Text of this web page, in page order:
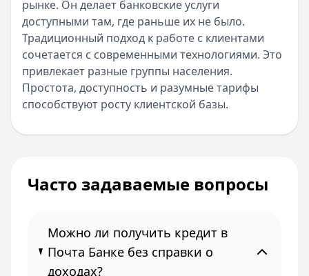
рынке. Он делает банковские услуги
доступными там, где раньше их не было.
Традиционный подход к работе с клиентами
сочетается с современными технологиями. Это
привлекает разные группы населения.
Простота, доступность и разумные тарифы
способствуют росту клиентской базы.
Часто задаваемые вопросы
Можно ли получить кредит в
Почта Банке без справки о
доходах?